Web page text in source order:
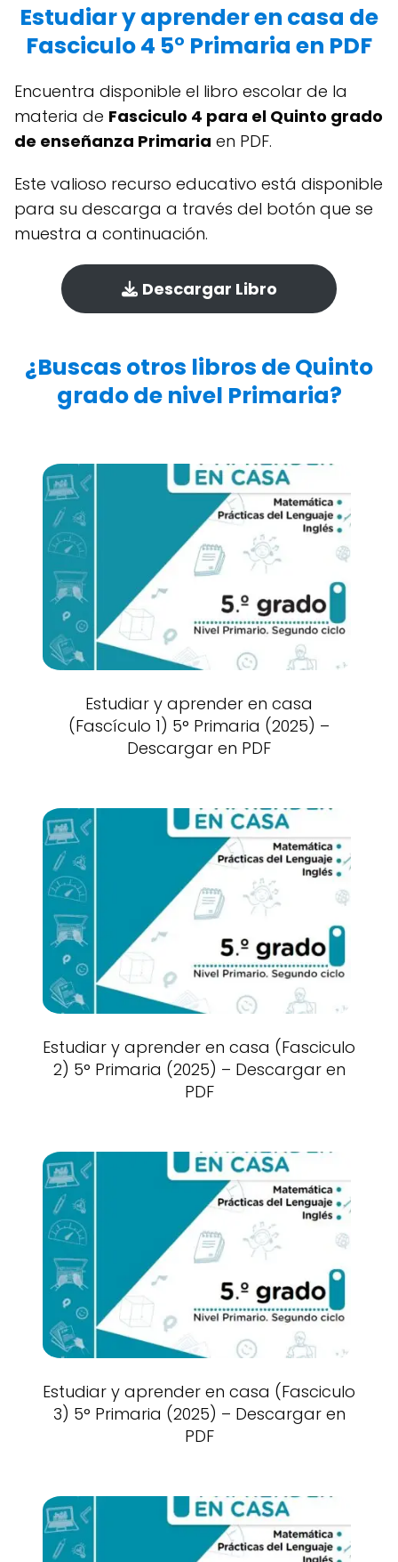
Estudiar y aprender en casa de
Fasciculo 4 5° Primaria en PDF
Encuentra disponible el libro escolar de la
materia de Fasciculo 4 para el Quinto grado
de enseñanza Primaria en PDF.
Este valioso recurso educativo está disponible
para su descarga a través del botón que se
muestra a continuación.
Descargar Libro
¿Buscas otros libros de Quinto
grado de nivel Primaria?
Estudiar y aprender en casa
(Fascículo 1) 5° Primaria (2025) –
Descargar en PDF
Estudiar y aprender en casa (Fasciculo
2) 5° Primaria (2025) – Descargar en
PDF
Estudiar y aprender en casa (Fasciculo
3) 5° Primaria (2025) – Descargar en
PDF